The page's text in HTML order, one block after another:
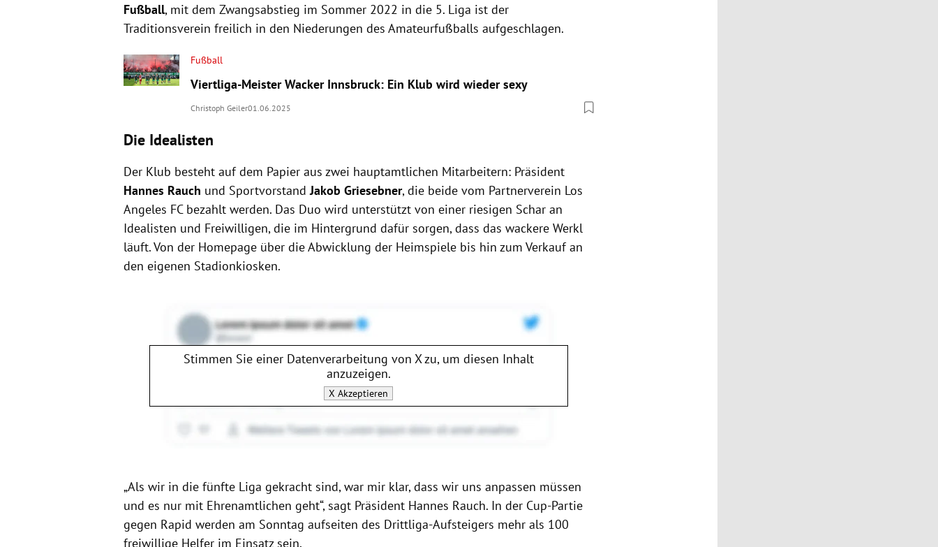
Fußball, mit dem Zwangsabstieg im Sommer 2022 in die 5. Liga ist der
Traditionsverein freilich in den Niederungen des Amateurfußballs aufgeschlagen.
Fußball
Viertliga-Meister Wacker Innsbruck: Ein Klub wird wieder sexy
Christoph Geiler01.06.2025
Die Idealisten
Der Klub besteht auf dem Papier aus zwei hauptamtlichen Mitarbeitern: Präsident
Hannes Rauch und SportvorstandJakob Griesebner, die beide vom Partnerverein Los
Angeles FC bezahlt werden. Das Duo wird unterstützt von einer riesigen Schar an
Idealisten und Freiwilligen, die im Hintergrund dafür sorgen, dass das wackere Werkl
läuft. Von der Homepage über die Abwicklung der Heimspiele bis hin zum Verkauf an
den eigenen Stadionkiosken.
Stimmen Sie einer Datenverarbeitung von Xzu, um diesen Inhalt
anzuzeigen.
X Akzeptieren
„Als wir in die fünfte Liga gekracht sind, war mir klar, dass wir uns anpassen müssen
und es nur mit Ehrenamtlichen geht“, sagt Präsident Hannes Rauch. In der Cup-Partie
gegen Rapid werden am Sonntag aufseiten des Drittliga-Aufsteigers mehr als 100
freiwillige Helfer im Einsatz sein.